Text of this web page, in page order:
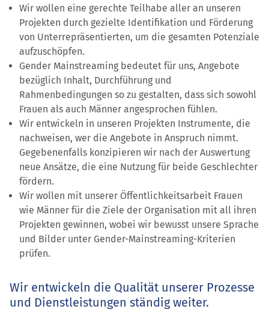
Wir wollen eine gerechte Teilhabe aller an unseren
Projekten durch gezielte Identifikation und Förderung
von Unterrepräsentierten, um die gesamten Potenziale
aufzuschöpfen.
Gender Mainstreaming bedeutet für uns, Angebote
bezüglich Inhalt, Durchführung und
Rahmenbedingungen so zu gestalten, dass sich sowohl
Frauen als auch Männer angesprochen fühlen.
Wir entwickeln in unseren Projekten Instrumente, die
nachweisen, wer die Angebote in Anspruch nimmt.
Gegebenenfalls konzipieren wir nach der Auswertung
neue Ansätze, die eine Nutzung für beide Geschlechter
fördern.
Wir wollen mit unserer Öffentlichkeits­arbeit Frauen
wie Männer für die Ziele der Organisation mit all ihren
Projekten gewinnen, wobei wir bewusst unsere Sprache
und Bilder unter Gender-Mainstreaming-Kriterien
prüfen.
Wir entwickeln die Qualität unserer Prozesse
und Dienstleistungen ständig weiter.